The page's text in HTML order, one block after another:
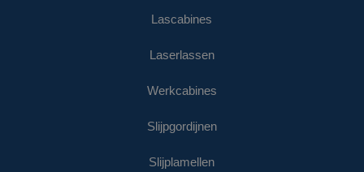
Lascabines
Laserlassen
Werkcabines
Slijpgordijnen
Slijplamellen